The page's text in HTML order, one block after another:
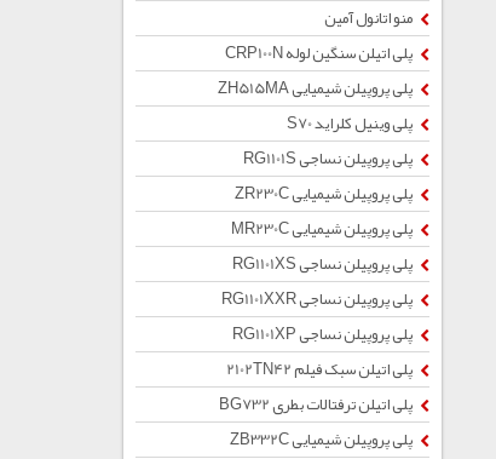
منو اتانول آمین
پلی اتیلن سنگین لوله CRP100N
پلی پروپیلن شیمیایی ZH515MA
پلی وینیل کلراید S70
پلی پروپیلن نساجی RG1101S
پلی پروپیلن شیمیایی ZR230C
پلی پروپیلن شیمیایی MR230C
پلی پروپیلن نساجی RG1101XS
پلی پروپیلن نساجی RG1101XXR
پلی پروپیلن نساجی RG1101XP
پلی اتیلن سبک فیلم 2102TN42
پلی اتیلن ترفتالات بطری BG732
پلی پروپیلن شیمیایی ZB332C